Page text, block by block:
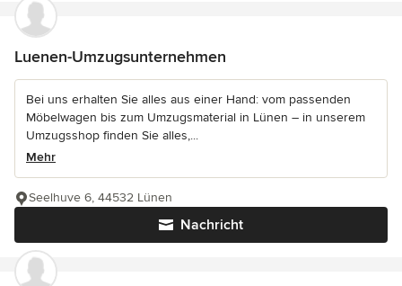
Luenen-Umzugsunternehmen
Bei uns erhalten Sie alles aus einer Hand: vom passenden
Möbelwagen bis zum Umzugsmaterial in Lünen – in unserem
Umzugsshop finden Sie alles,...
Mehr
Nachricht
Seelhuve 6, 44532 Lünen